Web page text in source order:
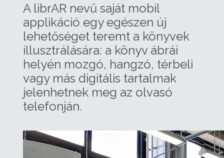
A librAR nevű saját mobil
applikáció egy egészen új
lehetőséget teremt a könyvek
illusztrálására: a könyv ábrái
helyén mozgó, hangzó, térbeli
vagy más digitális tartalmak
jelenhetnek meg az olvasó
telefonján.